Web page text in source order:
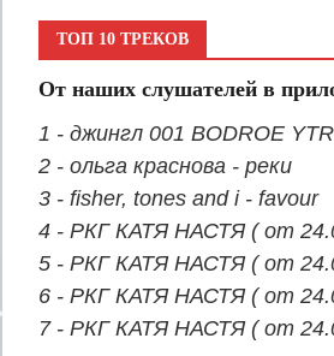
ТОП 10 ТРЕКОВ
От наших слушателей в
1 - джингл 001 BODROE
2 - ольга краснова - реки
3 - fisher, tones and i - favour
4 - РКГ КАТЯ НАСТЯ ( от
5 - РКГ КАТЯ НАСТЯ ( от
6 - РКГ КАТЯ НАСТЯ ( от
7 - РКГ КАТЯ НАСТЯ ( от